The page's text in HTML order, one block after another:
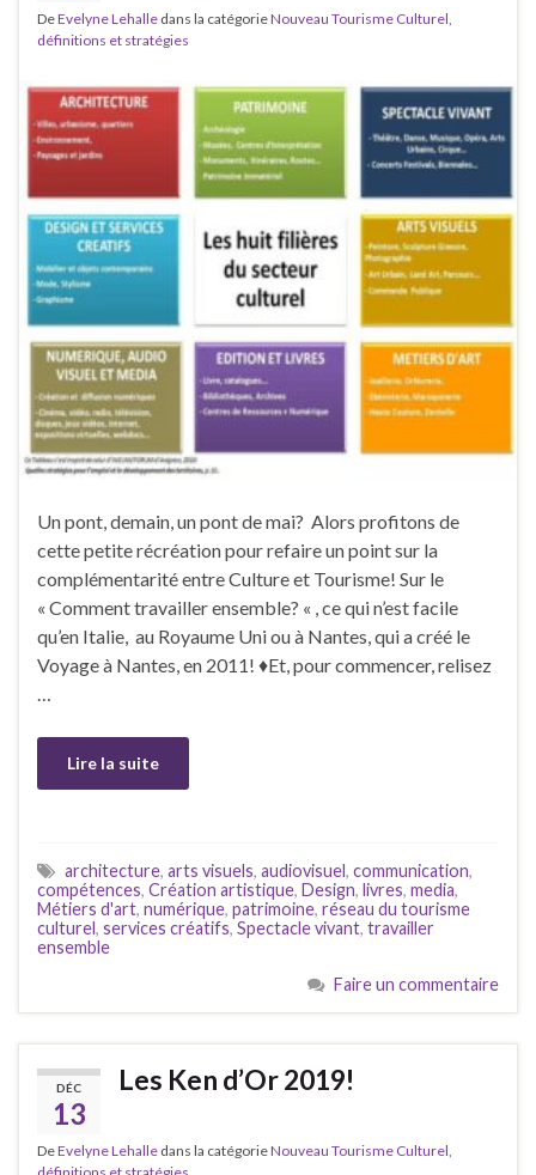
DeEvelyne Lehalle dans la catégorieNouveau Tourisme Culturel,
définitions et stratégies
Un pont, demain, un pont de mai? Alors profitons de
cette petite récréation pour refaire un point sur la
complémentarité entre Culture et Tourisme! Sur le
« Comment travailler ensemble? « , ce qui n’est facile
qu’en Italie, au Royaume Uni ou à Nantes, qui a créé le
Voyage à Nantes, en 2011! ♦Et, pour commencer, relisez
Lire la suite
architecture, arts visuels, audiovisuel, communication,
compétences, Création artistique, Design, livres, media,
Métiers d'art, numérique, patrimoine, réseau du tourisme
culturel, services créatifs, Spectacle vivant, travailler
ensemble
Faire un commentaire
DÉC
13
Les Ken d’Or 2019!
DeEvelyne Lehalle dans la catégorieNouveau Tourisme Culturel,